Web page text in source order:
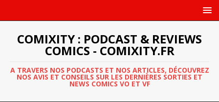
COMIXITY : PODCAST & REVIEWS
COMICS - COMIXITY.FR
A TRAVERS NOS PODCASTS ET NOS ARTICLES, DÉCOUVREZ
NOS AVIS ET CONSEILS SUR LES DERNIÈRES SORTIES ET
NEWS COMICS VO ET VF